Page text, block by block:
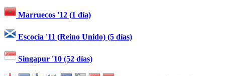
Marruecos '12 (1 día)
Escocia '11 (Reino Unido) (5 días)
Singapur '10 (52 días)